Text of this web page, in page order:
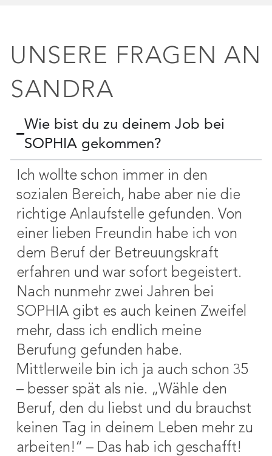
UNSERE FRAGEN AN
SANDRA
Wie bist du zu deinem Job bei
SOPHIA gekommen?
Ich wollte schon immer in den
sozialen Bereich, habe aber nie die
richtige Anlaufstelle gefunden. Von
einer lieben Freundin habe ich von
dem Beruf der Betreuungskraft
erfahren und war sofort begeistert.
Nach nunmehr zwei Jahren bei
SOPHIA gibt es auch keinen Zweifel
mehr, dass ich endlich meine
Berufung gefunden habe.
Mittlerweile bin ich ja auch schon 35
– besser spät als nie. „Wähle den
Beruf, den du liebst und du brauchst
keinen Tag in deinem Leben mehr zu
arbeiten!“ – Das hab ich geschafft!